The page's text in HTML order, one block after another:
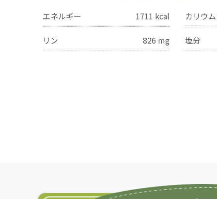
エネルギー 1711 kcal カリウム
リン 826 mg 塩分